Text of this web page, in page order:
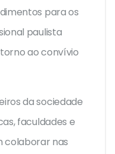
para os
paulista
ao convívio
da sociedade
faculdades e
colaborar nas